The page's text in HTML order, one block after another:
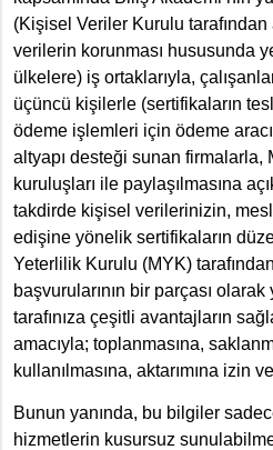
(Kişisel Veriler Kurulu
verilerin korunması hususunda
ülkelere) iş ortaklarıyla,
üçüncü kişilerle (sertifikaların
ödeme işlemleri için ödeme
altyapı desteği sunan firmalarla,
kuruluşları ile paylaşılmasına
takdirde kişisel verilerinizin,
edişine yönelik sertifikaların
Yeterlilik Kurulu (MYK)
başvurularının bir parçası
tarafınıza çeşitli avantajların
amacıyla; toplanmasına,
kullanılmasına, aktarımına izin
Bunun yanında, bu bilgiler
hizmetlerin kusursuz